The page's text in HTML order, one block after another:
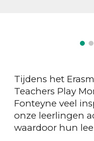
Tijdens het
Teachers Play
Fonteyne veel
onze leerlingen
waardoor hun